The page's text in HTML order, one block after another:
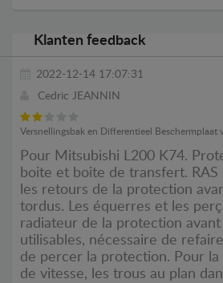
Klanten feedback
2022-12-14 17:07:31
Cedric JEANNIN
Versnellingsbak en Differentieel
Pour Mitsubishi L200 K74.
boite et boite de transfert. RAS
les retours de la protection
tordus. Les équerres et les
radiateur de la protection avant
utilisables, nécessaire de
de percer la protection. Pour
de vitesse, les trous au plan